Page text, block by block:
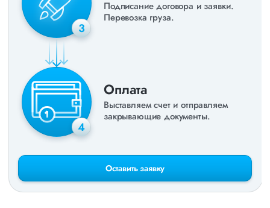
3
Подписание договора и заявки.
Перевозка груза.
4
Оплата
Выставляем счет и отправляем
закрывающие документы.
Оставить заявку